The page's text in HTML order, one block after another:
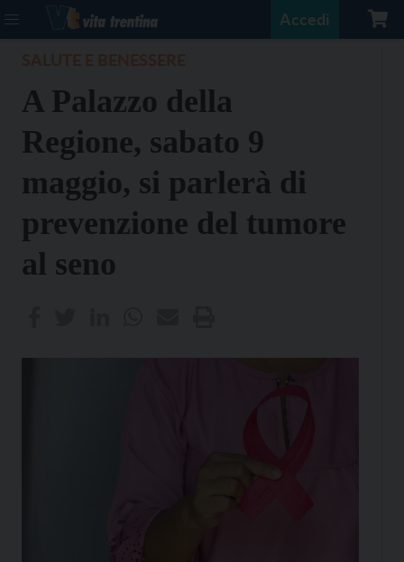
Accedi
A Palazzo della
Regione, sabato 9
maggio, si parlerà di
prevenzione del tumore
al seno